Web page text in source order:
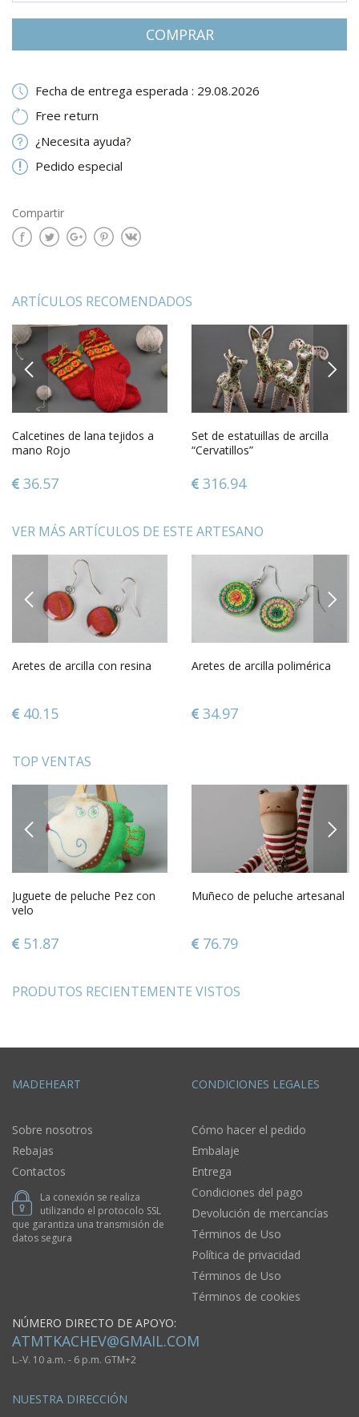
СOMPRAR
Fecha de entrega esperada : 29.08.2026
Free return
¿Necesita ayuda?
Pedido especial
Compartir
ARTÍCULOS RECOMENDADOS
PREVIOUS
Calcetines de lana tejidos a
mano Rojo
36.57
Set de estatuillas de arcilla
“Cervatillos”
316.94
NEXT
VER MÁS ARTÍCULOS DE ESTE ARTESANO
PREVIOUS
Aretes de arcilla con resina
40.15
Aretes de arcilla polimérica
34.97
NEXT
TOP VENTAS
PREVIOUS
Juguete de peluche Pez con
velo
51.87
Muñeco de peluche artesanal
76.79
NEXT
PRODUTOS RECIENTEMENTE VISTOS
MADEHEART
Sobre nosotros
Rebajas
Contactos
La conexión se realiza
utilizando el protocolo SSL
que garantiza una transmisión de
datos segura
CONDICIONES LEGALES
Cómo hacer el pedido
Embalaje
Entrega
Condiciones del pago
Devolución de mercancías
Términos de Uso
Política de privacidad
Términos de Uso
Términos de cookies
NÚMERO DIRECTO DE APOYO:
ATMTKACHEV@GMAIL.COM
L.-V. 10 a.m. - 6 p.m. GTM+2
NUESTRA DIRECCIÓN